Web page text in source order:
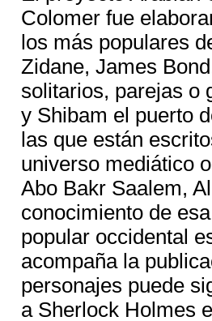
Colomer fue
los más populares
Zidane, James
solitarios, parejas o
y Shibam el puerto
las que están
universo mediático
Abo Bakr Saalem,
conocimiento de
popular occidental
acompaña la
personajes puede
a Sherlock Holmes